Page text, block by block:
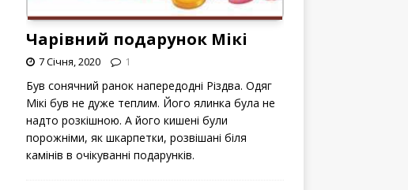
Чарівний подарунок Мікі
7 Січня, 2020 1
Був сонячний ранок напередодні Різдва. Одяг
Мікі був не дуже теплим. Його ялинка була не
надто розкішною. А його кишені були
порожніми, як шкарпетки, розвішані біля
камінів в очікуванні подарунків.